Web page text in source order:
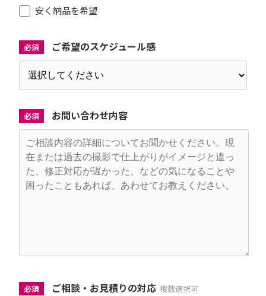
安く納品を希望
必須 ご希望のスケジュール感
必須 お問い合わせ内容
必須 ご相談・お見積りの対応 複数選択可